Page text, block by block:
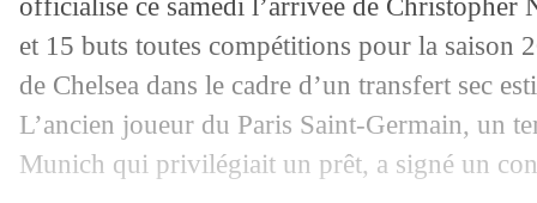
et 15 buts toutes compétitions pour la saison
de Chelsea dans le cadre d’un transfert sec
L’ancien joueur du Paris Saint-Germain, un
Munich qui privilégiait un prêt, a signé un
30/08 Bayern : 31 penalties de suite, record
30/08 PSG: Luis Enrique pas inquiet pour
30/08 Brest: Roy s'en prend aussi à